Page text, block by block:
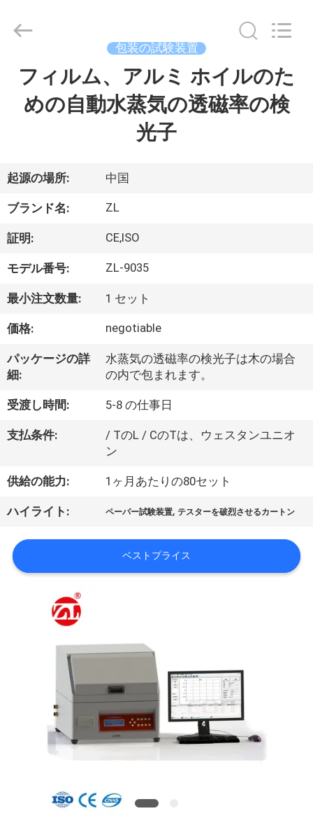
ダ
ク
ト
ビ
オ
に
つ
い
工
Dongguan
Zhongli
Reserved.
包装の試験装置
フィルム、アルミ ホイルのた
めの自動水蒸気の透磁率の検
光子
起源の場所: 中国
ブランド名: ZL
証明: CE,ISO
モデル番号: ZL-9035
最小注文数量: 1 セット
価格: negotiable
パッケージの詳
細:
水蒸気の透磁率の検光子は木の場合
の内で包まれます。
受渡し時間: 5-8 の仕事日
支払条件:
/ TのL / CのTは、ウェスタンユニオ
ン
供給の能力: 1ヶ月あたりの80セット
ハイライト: ペーパー試験装置,テスターを破烈させるカートン
ベストプライス